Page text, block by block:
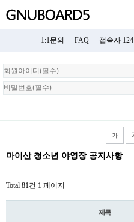
1:1문의 FAQ 접속자 124
회
원
로
마이산 청소년 야영장 공지사항
Total 81건 1 페이지
제목